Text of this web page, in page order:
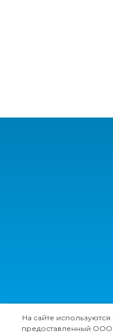
На сайте
предоставленный ООО